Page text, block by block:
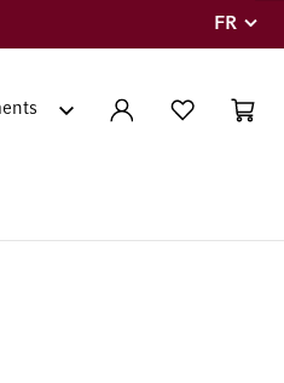
Langue
FR
COMPTE LISTE
PANIER